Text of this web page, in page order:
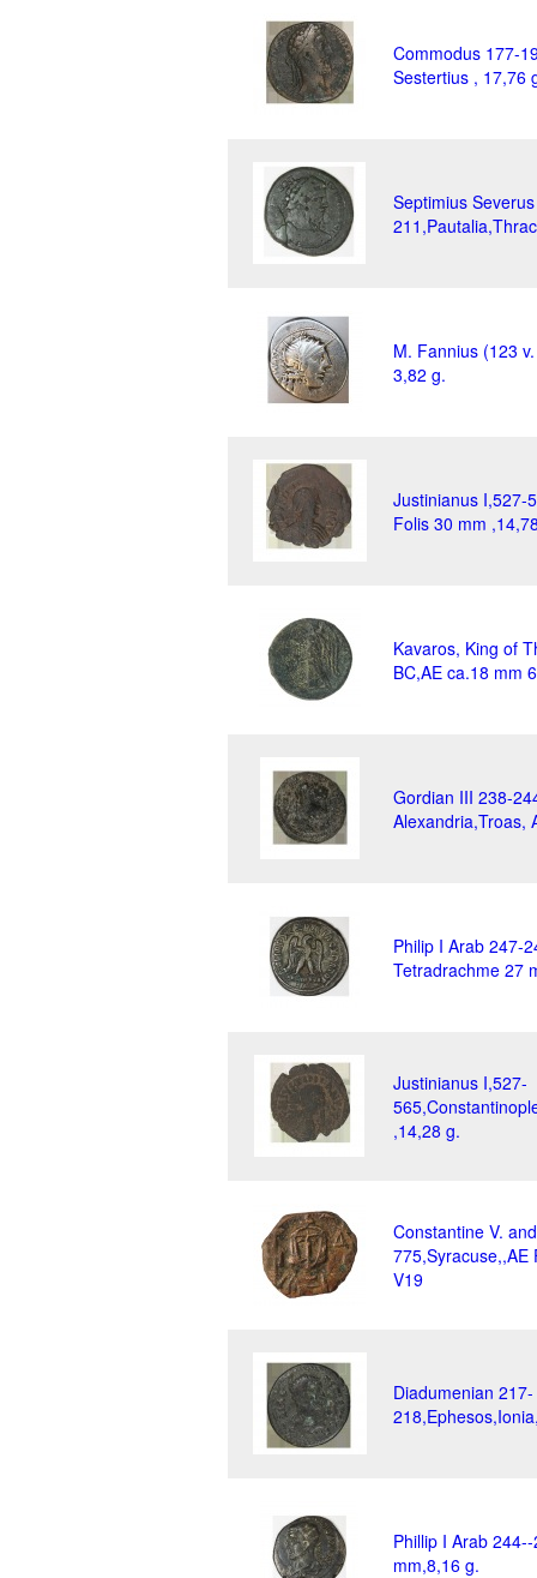
Commodus 177-
Sestertius , 17,76
Septimius
M. Fannius (123
3,82 g.
Justinianus I,527-
Folis 30 mm
Kavaros, King of
BC,AE ca.18 mm
Gordian III 238-
Alexandria,Troas,
Philip I Arab 247-
Tetradrachme 27
Justinianus I,527-
,14,28 g.
Constantine V.
775,Syracuse,,AE
V19
Diadumenian 217-
Phillip I Arab
mm,8,16 g.